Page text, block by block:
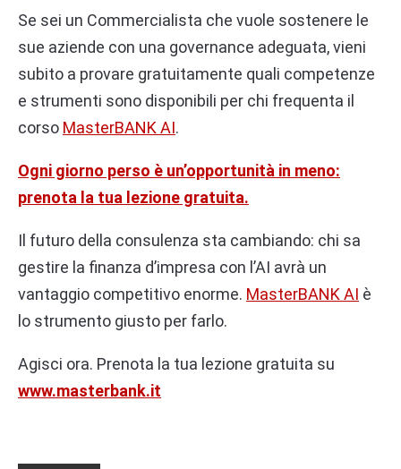
Se sei un Commercialista che vuole sostenere le
sue aziende con una governance adeguata, vieni
subito a provare gratuitamente quali competenze
e strumenti sono disponibili per chi frequenta il
corso MasterBANK AI.
Ogni giorno perso è un’opportunità in meno:
prenota la tua lezione gratuita.
Il futuro della consulenza sta cambiando: chi sa
gestire la finanza d’impresa con l’AI avrà un
vantaggio competitivo enorme. MasterBANK AI è
lo strumento giusto per farlo.
Agisci ora. Prenota la tua lezione gratuita su
www.masterbank.it